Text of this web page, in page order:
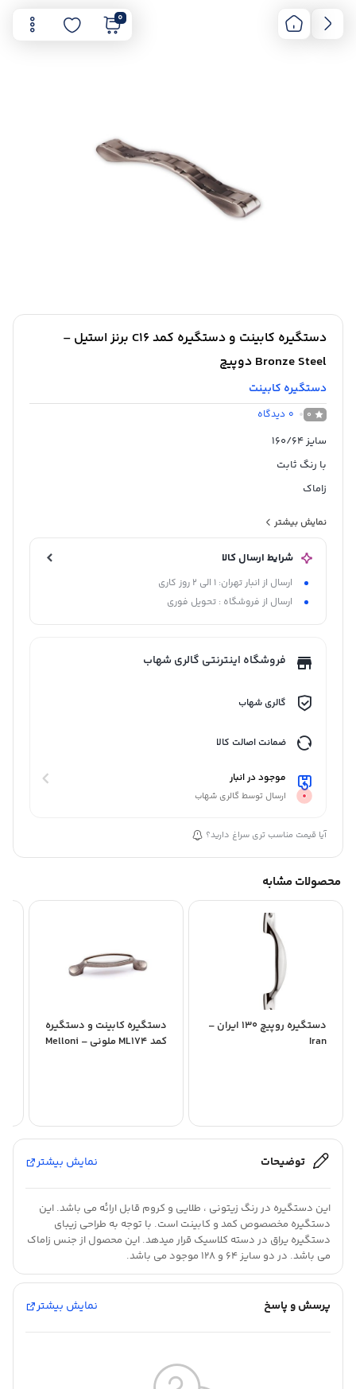
0
دستگیره کابینت و دستگیره کمد C16 برنز استیل –
Bronze Steel دوپیچ
دستگیره کابینت
0
0 دیدگاه
سایز 160/64
با رنگ ثابت
زاماک
نمایش بیشتر
شرایط ارسال کالا
ارسال از انبار تهران: 1 الی 2 روز کاری
ارسال از فروشگاه : تحویل فوری
فروشگاه اینترنتی گالری شهاب
گالری شهاب
ضمانت اصالت کالا
موجود در انبار
ارسال توسط گالری شهاب
آیا قیمت مناسب تری سراغ دارید؟
محصولات مشابه
دستگیره روپیچ 130 ایران –
Iran
دستگیره کابینت و دستگیره
کمد ML174 ملونی – Melloni
توضیحات نمایش بیشتر
این دستگیره در رنگ زیتونی ، طلایی و کروم قابل ارائه می باشد. این
دستگیره مخصصوص کمد و کابینت است. با توجه به طراحی زیبای
دستگیره یراق در دسته کلاسیک قرار میدهد. این محصول از جنس زاماک
می باشد. در دو سایز 64 و 128 موجود می باشد.
پرسش و پاسخ نمایش بیشتر